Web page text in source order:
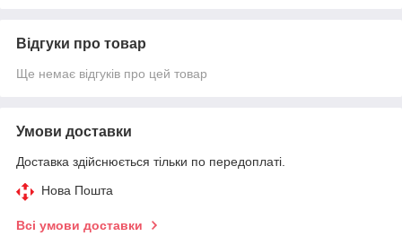
Відгуки про товар
Ще немає відгуків про цей товар
Умови доставки
Доставка здійснюється тільки по передоплаті.
Нова Пошта
Всі умови доставки